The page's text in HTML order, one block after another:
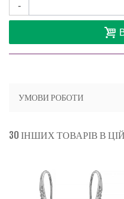
-
УМОВИ РОБОТИ
30 ІНШИХ ТОВАРІВ В